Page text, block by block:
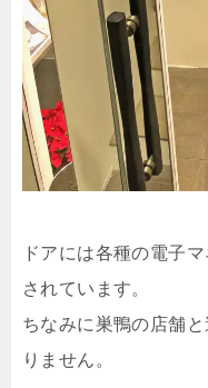
ドアには各種の電子
されています。
ちなみに巣鴨の店舗
りません。